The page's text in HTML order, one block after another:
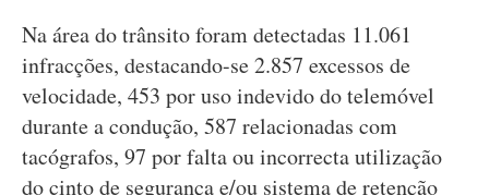
Na área do trânsito foram detectadas 11.061
infracções, destacando-se 2.857 excessos de
velocidade, 453 por uso indevido do telemóvel
durante a condução, 587 relacionadas com
tacógrafos, 97 por falta ou incorrecta utilização
do cinto de segurança e/ou sistema de retenção